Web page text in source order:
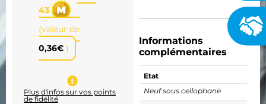
Informations
complémentaires
Etat
Neuf sous cellophane
43
(valeur de
0,36€ )
Plus d'infos sur vos points
de fidélité